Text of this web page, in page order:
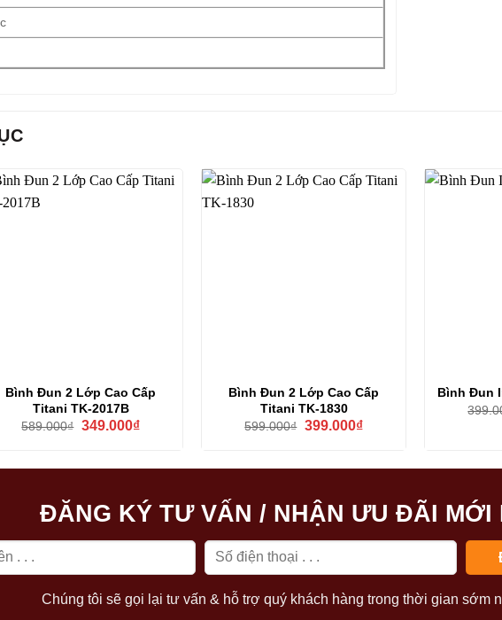
Bình Đun 2 Lớp Cao Cấp
Titani TK-2017B
589.000₫ Giá
349.000₫Giá
Bình Đun 2 Lớp Cao Cấp
Titani TK-1830
599.000₫ Giá
399.000₫Giá
Bình Đun
ĐĂNG KÝ TƯ VẤN / NHẬN ƯU ĐÃI MỚI
Chúng tôi sẽ gọi lại tư vấn & hỗ trợ quý khách hàng trong thời gian sớm